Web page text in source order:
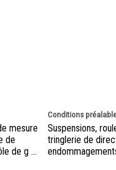
mesure
de
de g ...
Conditions
Suspensions,
tringlerie de